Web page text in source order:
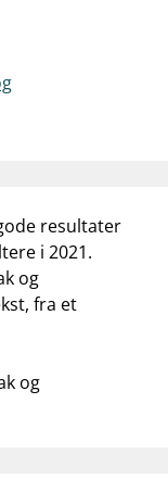
resultater
i 2021.
og
fra et
og